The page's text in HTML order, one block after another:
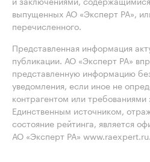
выпущенных АО «Эксперт РА»,
перечисленного.
Представленная информация
публикации. АО «Эксперт РА»
представленную информацию
уведомления, если иное не
контрагентом или требованиями
Единственным источником,
состояние рейтинга, является
АО «Эксперт РА» www.raexpert.ru.